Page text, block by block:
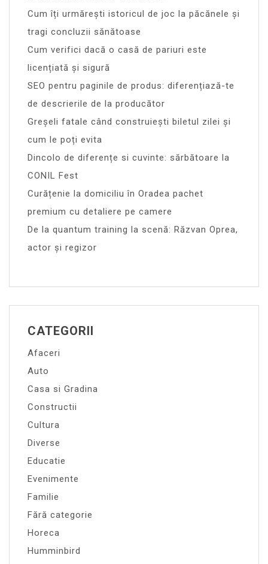
Cum îți urmărești istoricul de joc la păcănele și
tragi concluzii sănătoase
Cum verifici dacă o casă de pariuri este
licențiată și sigură
SEO pentru paginile de produs: diferențiază-te
de descrierile de la producător
Greșeli fatale când construiești biletul zilei și
cum le poți evita
Dincolo de diferențe si cuvinte: sărbătoare la
CONIL Fest
Curățenie la domiciliu în Oradea pachet
premium cu detaliere pe camere
De la quantum training la scenă: Răzvan Oprea,
actor și regizor
CATEGORII
Afaceri
Auto
Casa si Gradina
Constructii
Cultura
Diverse
Educatie
Evenimente
Familie
Fără categorie
Horeca
Humminbird